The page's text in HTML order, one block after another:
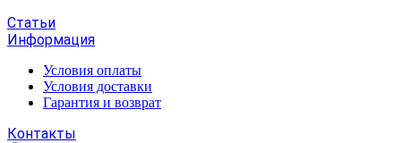
Статьи
Информация
Условия оплаты
Условия доставки
Гарантия и возврат
Контакты